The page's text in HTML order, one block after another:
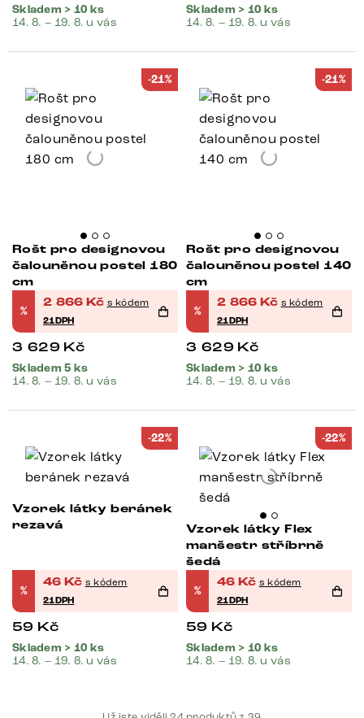
Skladem > 10 ks
14. 8. – 19. 8. u vás
Skladem > 10 ks
14. 8. – 19. 8. u vás
-21%
Rošt pro designovou
čalouněnou postel 180
cm
%
2 866 Kč s kódem
21DPH
3 629 Kč
Skladem 5 ks
14. 8. – 19. 8. u vás
-21%
Rošt pro designovou
čalouněnou postel 140
cm
%
2 866 Kč s kódem
21DPH
3 629 Kč
Skladem > 10 ks
14. 8. – 19. 8. u vás
-22%
Vzorek látky beránek
rezavá
%
46 Kč s kódem
21DPH
59 Kč
Skladem > 10 ks
14. 8. – 19. 8. u vás
-22%
Vzorek látky Flex
manšestr stříbrně
šedá
%
46 Kč s kódem
21DPH
59 Kč
Skladem > 10 ks
14. 8. – 19. 8. u vás